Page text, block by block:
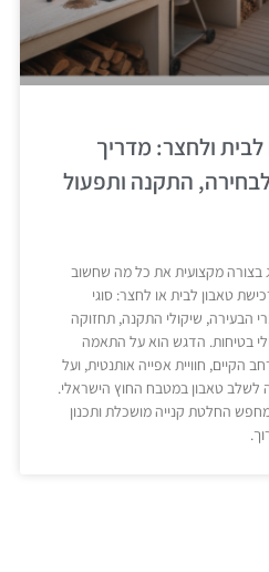
לבית ולחצר: מדריך
התקנה ותפעול
בצורה מקצועית את כל מה שחשוב
טאבון לבית או לחצר: סוגי
הבעירה, שיקולי התקנה, תחזוקה
בטיחות. הדגש הוא על התאמה
הקיים, חוויית אפייה אותנטית, ועל
לשלב טאבון במטבח החוץ הישראלי.
החלטת קנייה מושכלת ותכנון